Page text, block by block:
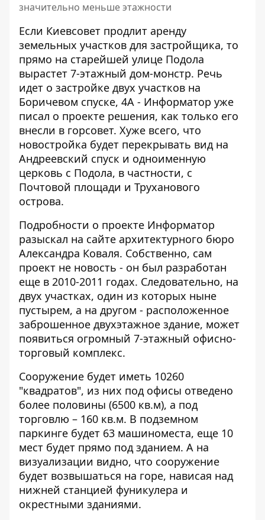
значительно меньше этажности
Если Киевсовет продлит аренду
земельных участков для застройщика, то
прямо на старейшей улице Подола
вырастет 7-этажный дом-монстр. Речь
идет о застройке двух участков на
Боричевом спуске, 4А - Информатор уже
писал о проекте решения, как только его
внесли в горсовет. Хуже всего, что
новостройка будет перекрывать вид на
Андреевский спуск и одноименную
церковь с Подола, в частности, с
Почтовой площади и Труханового
острова.
Подробности о проекте Информатор
разыскал на сайте архитектурного бюро
Александра Коваля. Собственно, сам
проект не новость - он был разработан
еще в 2010-2011 годах. Следовательно, на
двух участках, один из которых ныне
пустырем, а на другом - расположенное
заброшенное двухэтажное здание, может
появиться огромный 7-этажный офисно-
торговый комплекс.
Сооружение будет иметь 10260
"квадратов", из них под офисы отведено
более половины (6500 кв.м), а под
торговлю – 160 кв.м. В подземном
паркинге будет 63 машиноместа, еще 10
мест будет прямо под зданием. А на
визуализации видно, что сооружение
будет возвышаться на горе, нависая над
нижней станцией фуникулера и
окрестными зданиями.